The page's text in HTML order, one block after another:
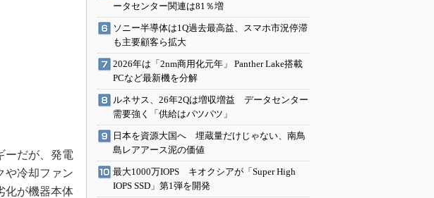
ーだが、発電
や冷却ファン
化が機器本体
ータセンター関連は81％増
ソニー半導体は1Q過去最高益、スマホ市況停滞
も主要顧客ら拡大
2026年は「2nm商用化元年」 Panther Lake搭載
PCなど最新機を分解
ルネサス、26年2Qは増収増益 データセンター
需要強く「供給はパツパツ」
日本を資源大国へ 埋蔵量だけじゃない、南鳥
島レアアース泥の価値
最大1000万IOPS キオクシアが「Super High
IOPS SSD」第1弾を開発